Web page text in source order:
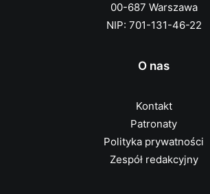
00-687 Warszawa
NIP: 701-131-46-22
O nas
Kontakt
Patronaty
Polityka prywatności
Zespół redakcyjny